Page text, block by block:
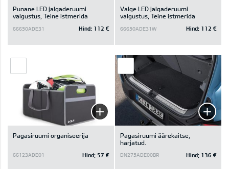
Punane LED jalgaderuumi
valgustus, Teine istmerida
66650ADE31 Hind: 112 €
Valge LED jalgaderuumi
valgustus, Teine istmerida
66650ADE31W Hind: 112 €
Pagasiruumi organiseerija
66123ADE01 Hind: 57 €
Pagasiruumi äärekaitse,
harjatud.
DN275ADE00BR Hind: 136 €